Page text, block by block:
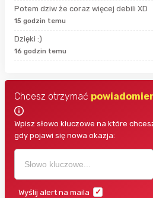
Potem dziw że coraz więcej debili XD
15 godzin temu
Dzięki :)
16 godzin temu
Chcesz otrzymać
Wpisz słowo kluczowe na które
gdy pojawi się nowa okazja:
Wyślij alert na maila